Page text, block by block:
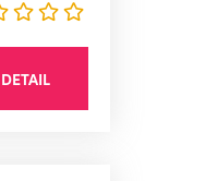
DETAIL